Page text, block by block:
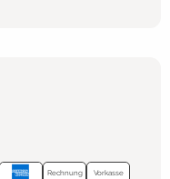
Rechnung Vorkasse